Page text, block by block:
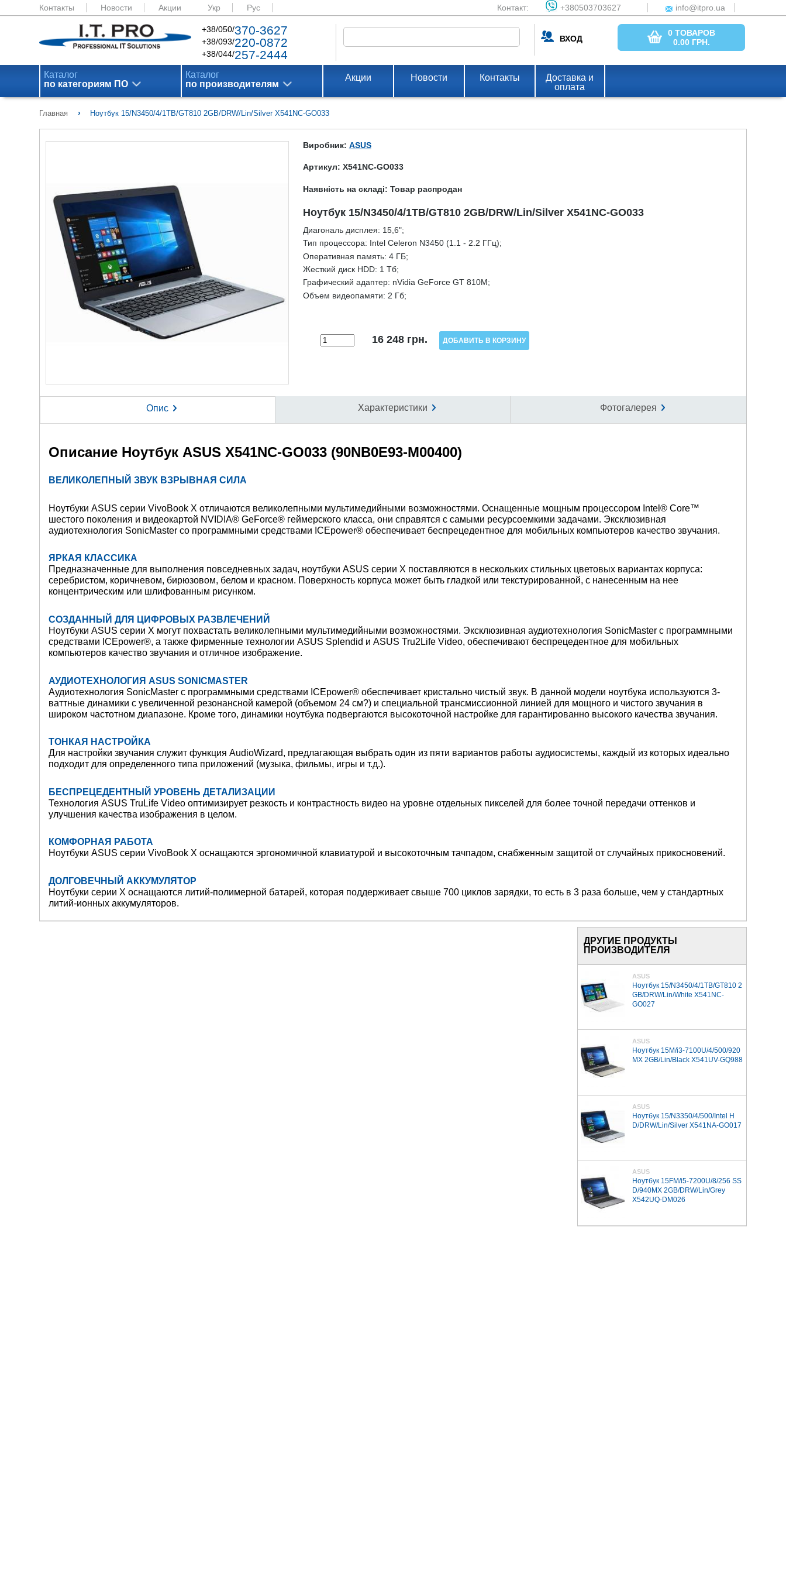
Контакты Новости Акции Укр Рус Контакт: +380503703627 info@itpro.ua
+38/050/370-3627
+38/093/220-0872
+38/044/257-2444
ВХОД
0 ТОВАРОВ
0.00 ГРН.
Каталог
по категориям ПО
Каталог
по производителям
Акции Новости Контакты
Доставка и
оплата
Главная › Ноутбук 15/N3450/4/1TB/GT810 2GB/DRW/Lin/Silver X541NC-GO033
Виробник: ASUS
Артикул: X541NC-GO033
Наявність на складі: Товар распродан
Ноутбук 15/N3450/4/1TB/GT810 2GB/DRW/Lin/Silver X541NC-GO033
Диагональ дисплея: 15,6";
Тип процессора: Intel Celeron N3450 (1.1 - 2.2 ГГц);
Оперативная память: 4 ГБ;
Жесткий диск HDD: 1 Тб;
Графический адаптер: nVidia GeForce GT 810M;
Объем видеопамяти: 2 Гб;
16 248грн.
Опис Характеристики Фотогалерея
Описание Ноутбук ASUS X541NC-GO033 (90NB0E93-M00400)
ВЕЛИКОЛЕПНЫЙ ЗВУК ВЗРЫВНАЯ СИЛА
Ноутбуки ASUS серии VivoBook X отличаются великолепными мультимедийными возможностями. Оснащенные мощным процессором Intel® Core™
шестого поколения и видеокартой NVIDIA® GeForce® геймерского класса, они справятся с самыми ресурсоемкими задачами. Эксклюзивная
аудиотехнология SonicMaster со программными средствами ICEpower® обеспечивает беспрецедентное для мобильных компьютеров качество звучания.
ЯРКАЯ КЛАССИКА
Предназначенные для выполнения повседневных задач, ноутбуки ASUS серии X поставляются в нескольких стильных цветовых вариантах корпуса:
серебристом, коричневом, бирюзовом, белом и красном. Поверхность корпуса может быть гладкой или текстурированной, с нанесенным на нее
концентрическим или шлифованным рисунком.
СОЗДАННЫЙ ДЛЯ ЦИФРОВЫХ РАЗВЛЕЧЕНИЙ
Ноутбуки ASUS серии X могут похвастать великолепными мультимедийными возможностями. Эксклюзивная аудиотехнология SonicMaster с программными
средствами ICEpower®, а также фирменные технологии ASUS Splendid и ASUS Tru2Life Video, обеспечивают беспрецедентное для мобильных
компьютеров качество звучания и отличное изображение.
АУДИОТЕХНОЛОГИЯ ASUS SONICMASTER
Аудиотехнология SonicMaster с программными средствами ICEpower® обеспечивает кристально чистый звук. В данной модели ноутбука используются 3-
ваттные динамики с увеличенной резонансной камерой (объемом 24 см?) и специальной трансмиссионной линией для мощного и чистого звучания в
широком частотном диапазоне. Кроме того, динамики ноутбука подвергаются высокоточной настройке для гарантированно высокого качества звучания.
ТОНКАЯ НАСТРОЙКА
Для настройки звучания служит функция AudioWizard, предлагающая выбрать один из пяти вариантов работы аудиосистемы, каждый из которых идеально
подходит для определенного типа приложений (музыка, фильмы, игры и т.д.).
БЕСПРЕЦЕДЕНТНЫЙ УРОВЕНЬ ДЕТАЛИЗАЦИИ
Технология ASUS TruLife Video оптимизирует резкость и контрастность видео на уровне отдельных пикселей для более точной передачи оттенков и
улучшения качества изображения в целом.
КОМФОРНАЯ РАБОТА
Ноутбуки ASUS серии VivoBook X оснащаются эргономичной клавиатурой и высокоточным тачпадом, снабженным защитой от случайных прикосновений.
ДОЛГОВЕЧНЫЙ АККУМУЛЯТОР
Ноутбуки серии X оснащаются литий-полимерной батарей, которая поддерживает свыше 700 циклов зарядки, то есть в 3 раза больше, чем у стандартных
литий-ионных аккумуляторов.
ДРУГИЕ ПРОДУКТЫ
ПРОИЗВОДИТЕЛЯ
ASUS
Ноутбук 15/N3450/4/1TB/GT810 2
GB/DRW/Lin/White X541NC-
GO027
ASUS
Ноутбук 15M/i3-7100U/4/500/920
MX 2GB/Lin/Black X541UV-GQ988
ASUS
Ноутбук 15/N3350/4/500/Intel H
D/DRW/Lin/Silver X541NA-GO017
ASUS
Ноутбук 15FM/i5-7200U/8/256 SS
D/940MX 2GB/DRW/Lin/Grey
X542UQ-DM026